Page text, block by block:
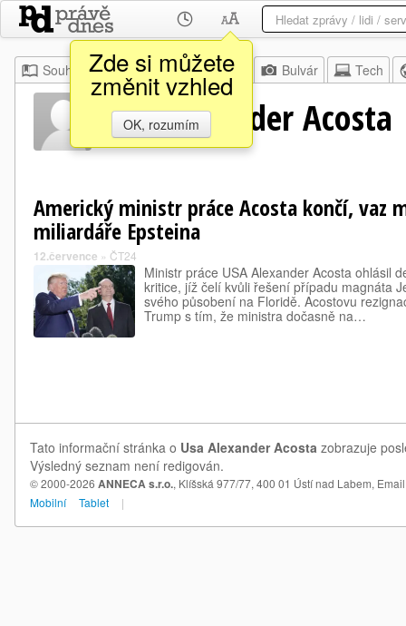
Zde si můžete
změnit vzhled
OK, rozumím
Souhrn Moje Z domova Bulvár Tech
Usa Alexander Acosta
Americký ministr práce Acosta končí, vaz
miliardáře Epsteina
12.července » ČT24
Ministr práce USA Alexander Acosta ohlásil
kritice, jíž čelí kvůli řešení případu magnáta
svého působení na Floridě. Acostovu
Trump s tím, že ministra dočasně na…
Tato informační stránka o Usa Alexander Acosta zobrazuje
Výsledný seznam není redigován.
© 2000-2026 ANNECA s.r.o., Klíšská 977/77, 400 01 Ústí nad Labem,
Mobilní
Tablet |